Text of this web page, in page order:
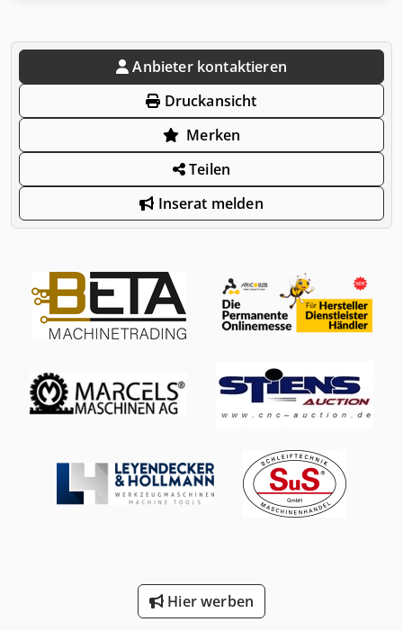
Anbieter kontaktieren
Druckansicht
Merken
Teilen
Inserat melden
Hier werben